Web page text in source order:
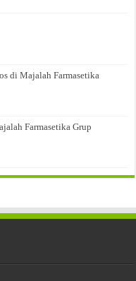
di Majalah Farmasetika
Farmasetika Grup